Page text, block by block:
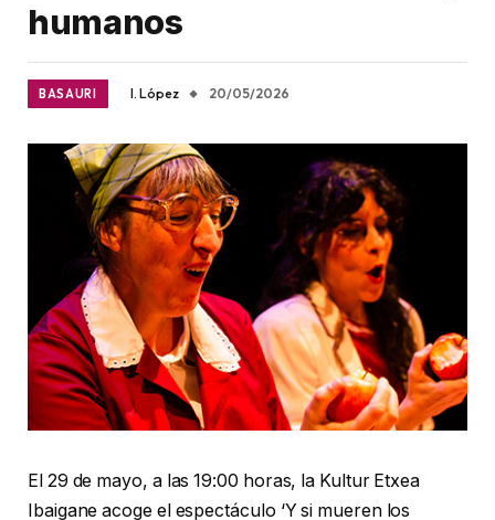
humanos
BASAURI I. López 20/05/2026
El 29 de mayo, a las 19:00 horas, la Kultur Etxea
Ibaigane acoge el espectáculo ‘Y si mueren los